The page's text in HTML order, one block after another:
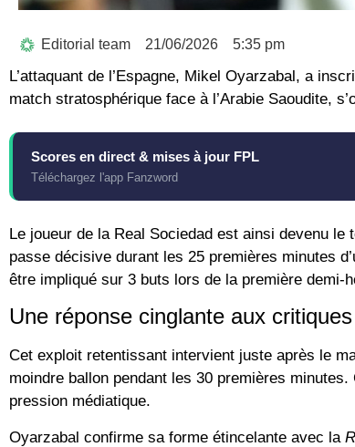
Editorial team 21/06/2026 5:35 pm
L’attaquant de l’Espagne, Mikel Oyarzabal, a
match stratosphérique face à l’Arabie Saoudite,
Scores en direct & mises à jour FPL
Téléchargez l'app Fanzword
Le joueur de la Real Sociedad est ainsi devenu le
passe décisive durant les 25 premières minutes
être impliqué sur 3 buts lors de la première demi-
Une réponse cinglante aux critiques
Cet exploit retentissant intervient juste après le
moindre ballon pendant les 30 premières
pression médiatique.
Oyarzabal confirme sa forme étincelante avec la